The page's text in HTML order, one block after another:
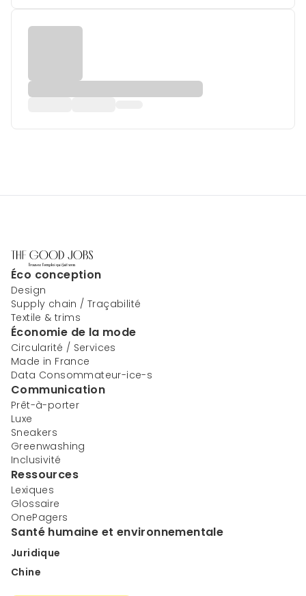
Éco conception
Design
Supply chain / Traçabilité
Textile & trims
Économie de la mode
Circularité / Services
Made in France
Data Consommateur-ice-s
Communication
Prêt-à-porter
Luxe
Sneakers
Greenwashing
Inclusivité
Ressources
Lexiques
Glossaire
OnePagers
Santé humaine et environnementale
Juridique
Chine